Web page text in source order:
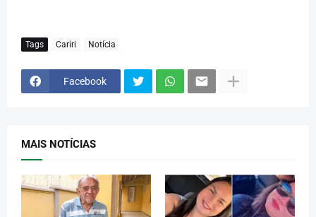
Tags Cariri Notícia
Facebook
MAIS NOTÍCIAS